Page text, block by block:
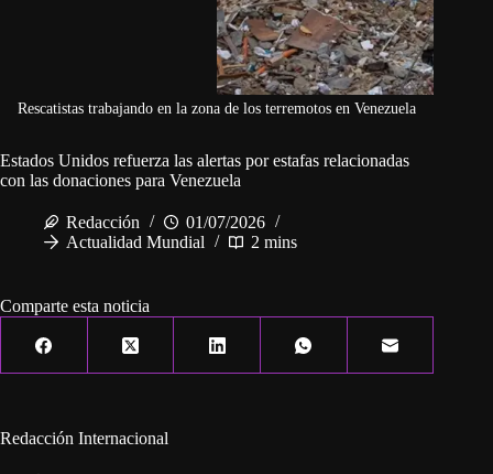
Rescatistas trabajando en la zona de los terremotos en Venezuela
Estados Unidos refuerza las alertas por estafas relacionadas
con las donaciones para Venezuela
Redacción
01/07/2026
Actualidad Mundial
2 mins
Comparte esta noticia
Redacción Internacional